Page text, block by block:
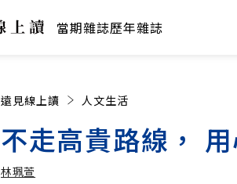
當期雜誌歷年雜誌
遠見線上讀 人文生活
不走高貴路線， 用
林珮萱